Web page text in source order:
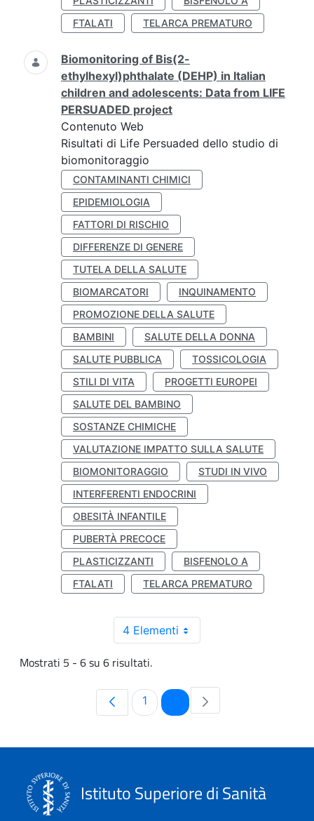
FTALATI
TELARCA PREMATURO
Biomonitoring of Bis(2-
ethylhexyl)phthalate (DEHP) in Italian
children and adolescents: Data from LIFE
PERSUADED project
Contenuto Web
Risultati di Life Persuaded dello studio di
biomonitoraggio
CONTAMINANTI CHIMICI
EPIDEMIOLOGIA
FATTORI DI RISCHIO
DIFFERENZE DI GENERE
TUTELA DELLA SALUTE
BIOMARCATORI
INQUINAMENTO
PROMOZIONE DELLA SALUTE
BAMBINI
SALUTE DELLA DONNA
SALUTE PUBBLICA
TOSSICOLOGIA
STILI DI VITA
PROGETTI EUROPEI
SALUTE DEL BAMBINO
SOSTANZE CHIMICHE
VALUTAZIONE IMPATTO SULLA SALUTE
BIOMONITORAGGIO
STUDI IN VIVO
INTERFERENTI ENDOCRINI
OBESITÀ INFANTILE
PUBERTÀ PRECOCE
PLASTICIZZANTI
BISFENOLO A
FTALATI
TELARCA PREMATURO
4 Elementi
Mostrati 5 - 6 su 6 risultati.
Pagina
1 Pagina
Istituto Superiore di Sanità